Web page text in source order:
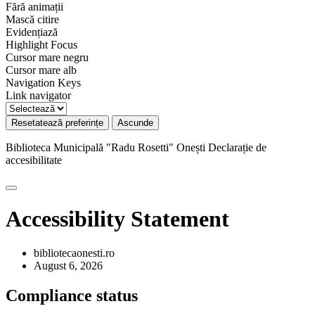
Fără animații
Mască citire
Evidențiază
Highlight Focus
Cursor mare negru
Cursor mare alb
Navigation Keys
Link navigator
Resetatează preferințe Ascunde
Biblioteca Municipală "Radu Rosetti" Onești Declarație de
accesibilitate
Accessibility Statement
bibliotecaonesti.ro
August 6, 2026
Compliance status